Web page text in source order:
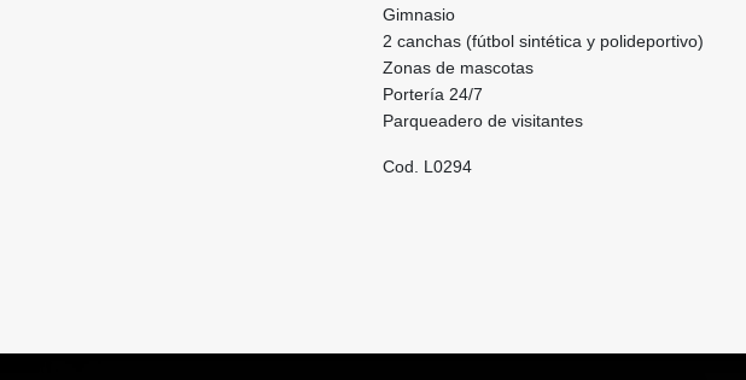
Gimnasio
2 canchas (fútbol sintética y polideportivo)
Zonas de mascotas
Portería 24/7
Parqueadero de visitantes
Cod. L0294